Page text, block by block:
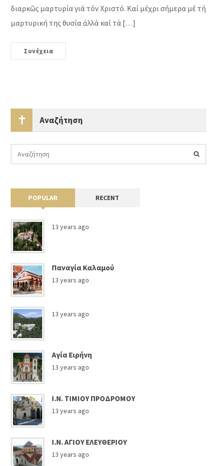
διαρκῶς μαρτυρία γιά τόν Χριστό. Καί μέχρι σήμερα μέ τή
μαρτυρική της θυσία ἀλλά καί τά […]
Συνέχεια
Αναζήτηση
POPULAR RECENT
13 years ago
Παναγία Καλαμού
13 years ago
13 years ago
Αγία Ειρήνη
13 years ago
Ι.Ν. ΤΙΜΙΟΥ ΠΡΟΔΡΟΜΟΥ
13 years ago
Ι.Ν. ΑΓΙΟΥ ΕΛΕΥΘΕΡΙΟΥ
13 years ago